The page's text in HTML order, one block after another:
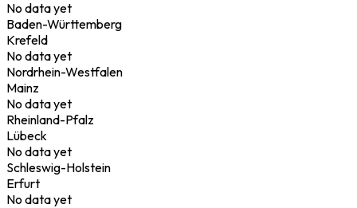
No data yet
Baden-Württemberg
Krefeld
No data yet
Nordrhein-Westfalen
Mainz
No data yet
Rheinland-Pfalz
Lübeck
No data yet
Schleswig-Holstein
Erfurt
No data yet